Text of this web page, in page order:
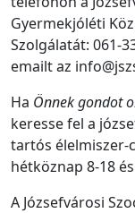
Gyermekjóléti
Szolgálatát: 061-
emailt az
Ha Önnek gondot
keresse fel a
tartós élelmiszer-
hétköznap 8-18
A Józsefvárosi